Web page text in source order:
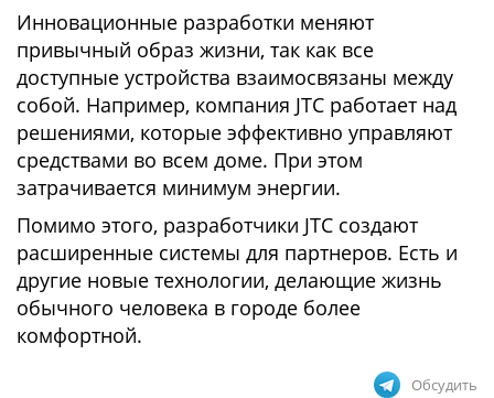
Инновационные разработки меняют
привычный образ жизни, так как все
доступные устройства взаимосвязаны между
собой. Например, компания JTC работает над
решениями, которые эффективно управляют
средствами во всем доме. При этом
затрачивается минимум энергии.
Помимо этого, разработчики JTC создают
расширенные системы для партнеров. Есть и
другие новые технологии, делающие жизнь
обычного человека в городе более
комфортной.
Обсудить